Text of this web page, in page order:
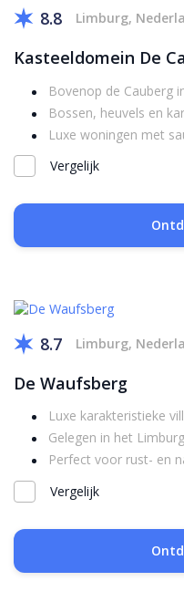
8.8 Limburg,
Kasteeldomein De
Bovenop de Cauberg
Bossen, heuvels en
Luxe woningen met
Vergelijk
8.7 Limburg,
De Waufsberg
Luxe karakteristieke
Gelegen in het
Perfect voor rust- en
Vergelijk